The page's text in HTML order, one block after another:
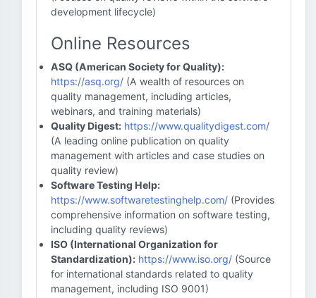
development lifecycle)
Online Resources
ASQ (American Society for Quality):
https://asq.org/ (A wealth of resources on
quality management, including articles,
webinars, and training materials)
Quality Digest: https://www.qualitydigest.com/
(A leading online publication on quality
management with articles and case studies on
quality review)
Software Testing Help:
https://www.softwaretestinghelp.com/ (Provides
comprehensive information on software testing,
including quality reviews)
ISO (International Organization for
Standardization): https://www.iso.org/ (Source
for international standards related to quality
management, including ISO 9001)